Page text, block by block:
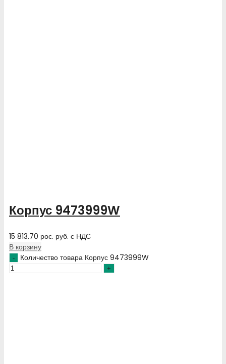
Корпус 9473999W
15 813.70 рос. руб. с НДС
В корзину
Количество товара Корпус 9473999W